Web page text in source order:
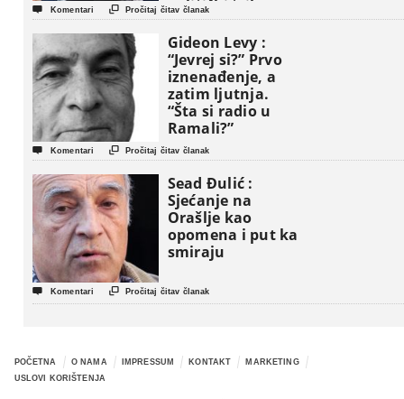
politički triler
 Komentari  Pročitaj čitav članak
Gideon Levy :
“Jevrej si?” Prvo
iznenađenje, a
zatim ljutnja.
“Šta si radio u
Ramali?”
 Komentari  Pročitaj čitav članak
Sead Đulić :
Sjećanje na
Orašlje kao
opomena i put ka
smiraju
 Komentari  Pročitaj čitav članak
POČETNA O NAMA IMPRESSUM KONTAKT
MARKETING
USLOVI KORIŠTENJA